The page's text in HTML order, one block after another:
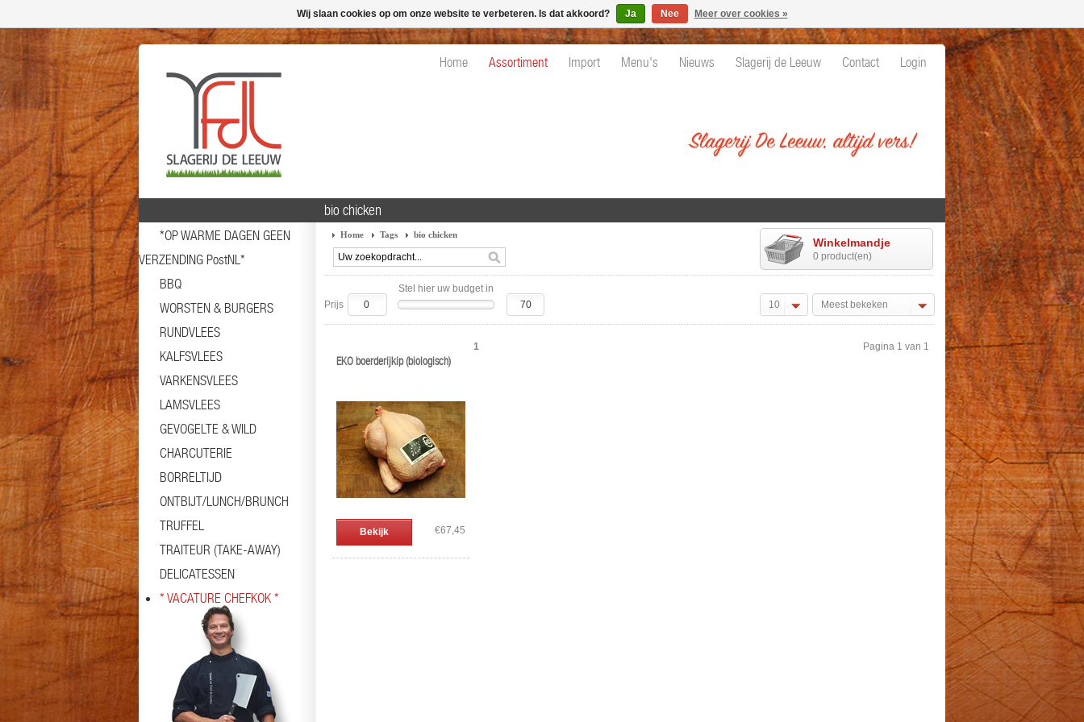
Home Assortiment Import Menu's Nieuws Slagerij de Leeuw Contact Login
*OP WARME DAGEN GEEN
VERZENDING PostNL*
BBQ
WORSTEN & BURGERS
RUNDVLEES
KALFSVLEES
VARKENSVLEES
LAMSVLEES
GEVOGELTE & WILD
CHARCUTERIE
BORRELTIJD
ONTBIJT/LUNCH/BRUNCH
TRUFFEL
TRAITEUR (TAKE-AWAY)
DELICATESSEN
* VACATURE CHEFKOK *
bio chicken
Home Tags bio chicken
Winkelmandje
0 product(en)
Stel hier uw budget in
Prijs
10 Meest bekeken
EKO boerderijkip (biologisch)
Bekijk €67,45
1 Pagina 1 van 1
Wij slaan cookies op om onze website te verbeteren. Is dat akkoord? Ja Nee Meer over cookies »